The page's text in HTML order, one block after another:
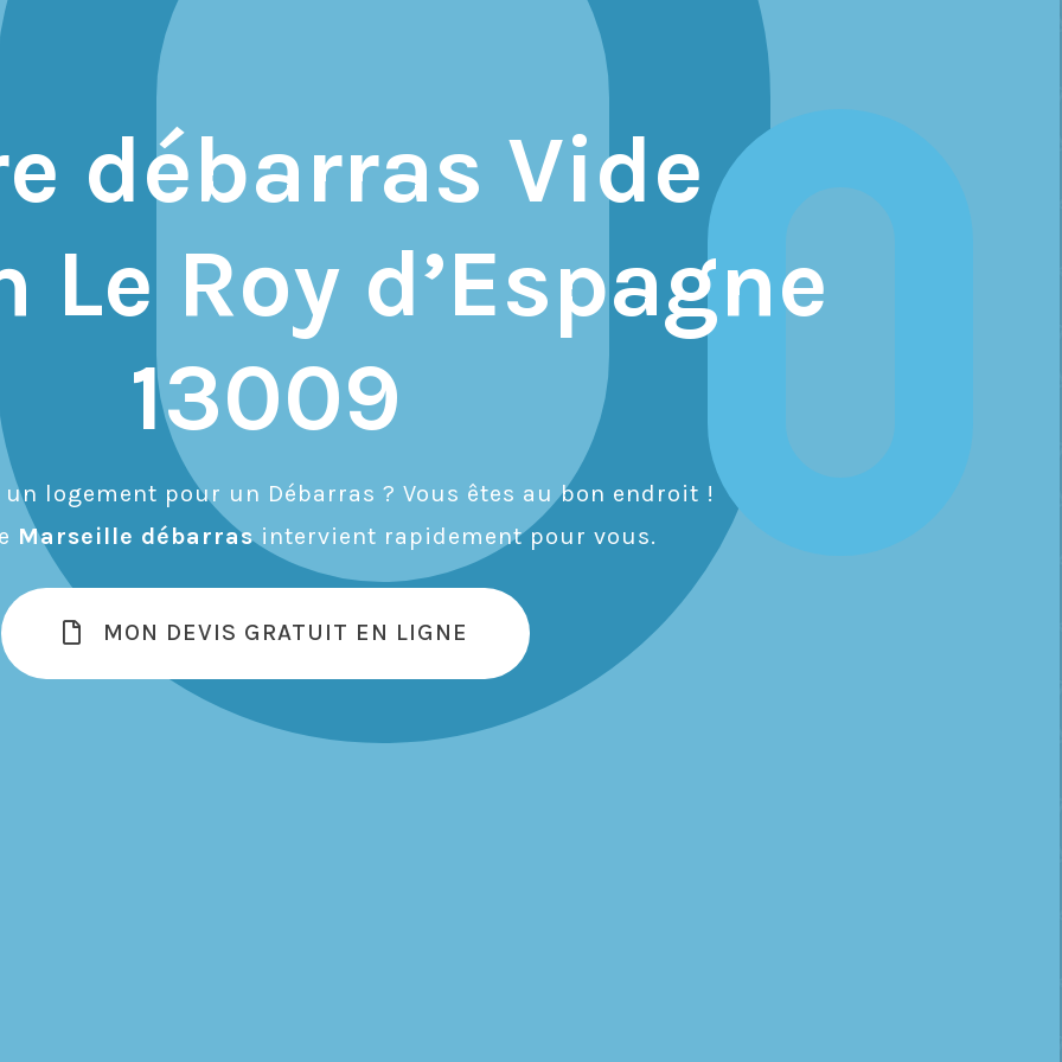
débarras Vide
Le Roy d’Espagne
13009
logement pour un Débarras ? Vous êtes au bon endroit !
Marseille débarrasintervient rapidement pour vous.
MON DEVIS GRATUIT EN LIGNE